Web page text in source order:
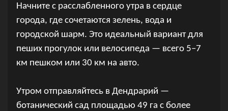
Начните с расслабленного утра в сердце
города, где сочетаются зелень, вода и
городской шарм. Это идеальный вариант для
пеших прогулок или велосипеда — всего 5–7
км пешком или 30 км на авто.
Утром отправляйтесь в Дендрарий —
ботанический сад площадью 49 га с более